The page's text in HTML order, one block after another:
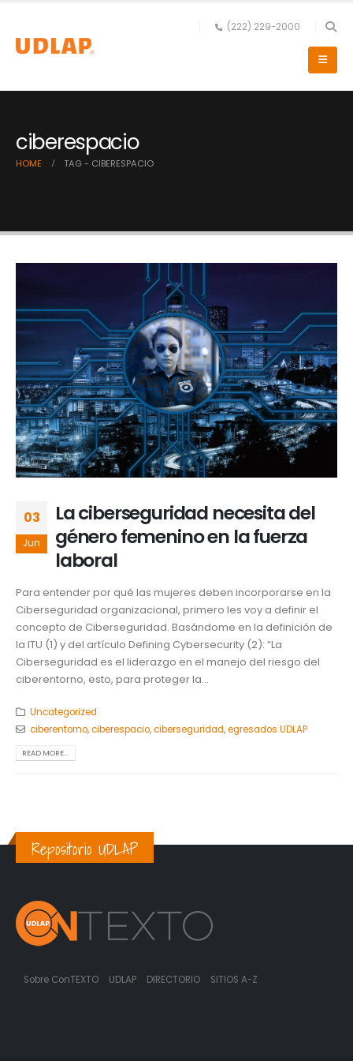
(222) 229-2000
ciberespacio
HOME TAG - CIBERESPACIO
03
Jun
La ciberseguridad necesita del
género femenino en la fuerza
laboral
Para entender por qué las mujeres deben incorporarse en la
Ciberseguridad organizacional, primero les voy a definir el
concepto de Ciberseguridad. Basándome en la definición de
la ITU (1) y del artículo Defining Cybersecurity (2): “La
Ciberseguridad es el liderazgo en el manejo del riesgo del
ciberentorno, esto, para proteger la...
Uncategorized
ciberentorno,ciberespacio,ciberseguridad,egresados UDLAP
READ MORE...
Repositorio UDLAP
Sobre ConTEXTO UDLAP DIRECTORIO SITIOS A-Z